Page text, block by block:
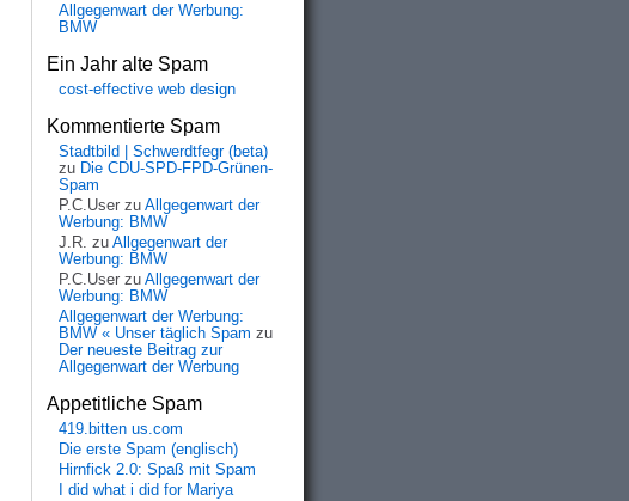
Allgegenwart der Werbung:
BMW
Ein Jahr alte Spam
cost-effective web design
Kommentierte Spam
Stadtbild | Schwerdtfegr (beta)
zu Die CDU-SPD-FPD-Grünen-
Spam
P.C.User zu Allgegenwart der
Werbung: BMW
J.R. zu Allgegenwart der
Werbung: BMW
P.C.User zu Allgegenwart der
Werbung: BMW
Allgegenwart der Werbung:
BMW « Unser täglich Spam zu
Der neueste Beitrag zur
Allgegenwart der Werbung
Appetitliche Spam
419.bitten us.com
Die erste Spam (englisch)
Hirnfick 2.0: Spaß mit Spam
I did what i did for Mariya